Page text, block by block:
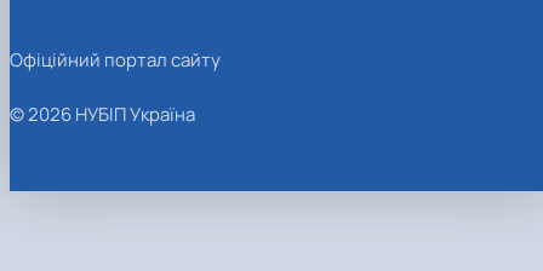
Офіційний портал сайту
© 2026 НУБІП Україна